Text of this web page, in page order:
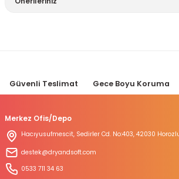
Ürün resmi kalitesiz, bozuk veya
Ürün açıklamasında eksik bilgiler
Güvenli Teslimat Gece Boyu Koruma
Merkez Ofis/Depo
Hacıyusufmescit, Sedirler Cd. No:403, 42030
destek@dryandsoft.com
0533 711 34 63